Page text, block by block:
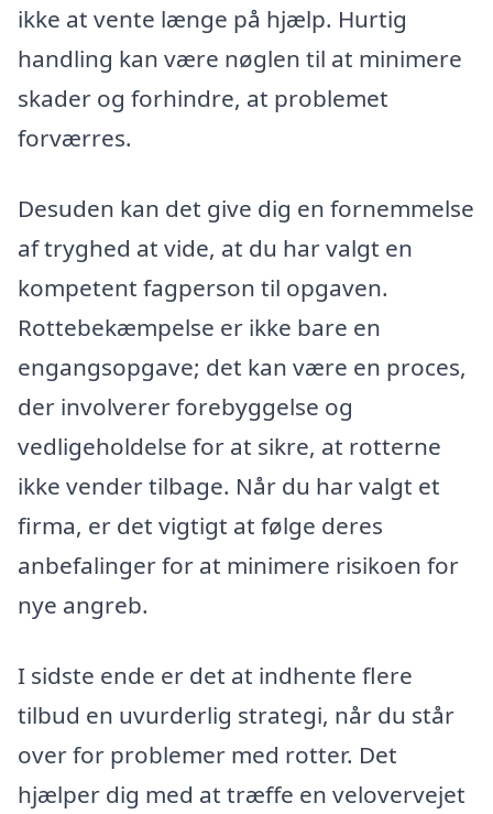
ikke at vente længe på hjælp. Hurtig
handling kan være nøglen til at minimere
skader og forhindre, at problemet
forværres.
Desuden kan det give dig en fornemmelse
af tryghed at vide, at du har valgt en
kompetent fagperson til opgaven.
Rottebekæmpelse er ikke bare en
engangsopgave; det kan være en proces,
der involverer forebyggelse og
vedligeholdelse for at sikre, at rotterne
ikke vender tilbage. Når du har valgt et
firma, er det vigtigt at følge deres
anbefalinger for at minimere risikoen for
nye angreb.
I sidste ende er det at indhente flere
tilbud en uvurderlig strategi, når du står
over for problemer med rotter. Det
hjælper dig med at træffe en velovervejet